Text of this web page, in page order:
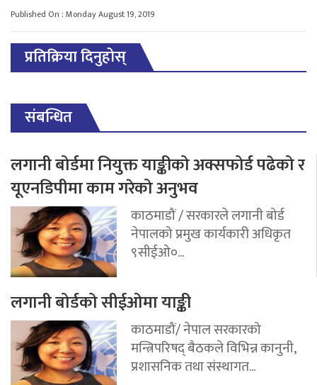
Published On : Monday August 19, 2019
प्रतिक्रिया दिनुहोस्
संबन्धित
लगानी बोर्डमा नियुक्त याङ्कीको अक्सफोर्ड पढेको र
यूएनडिपीमा काम गरेको अनुभव
काठमाडौं / सरकारले लगानी बोर्ड
नेपालको प्रमुख कार्यकारी अधिकृत
९सीईओ०...
लगानी बोर्डको सीईओमा याङ्की
काठमाडौं/ नेपाल सरकारको
मन्त्रिपरिषद् बैठकले विभिन्न कानुनी,
प्रशासनिक तथा संस्थागत...